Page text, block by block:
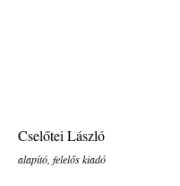
Cselőtei László
alapító, felelős kiadó